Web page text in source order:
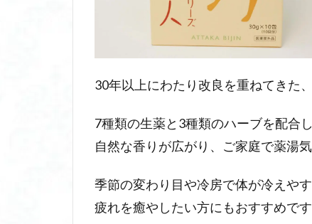
30年以上にわたり改良を重ねてきた、
7種類の生薬と3種類のハーブを配合
自然な香りが広がり、ご家庭で薬湯
季節の変わり目や冷房で体が冷えや
疲れを癒やしたい方にもおすすめです